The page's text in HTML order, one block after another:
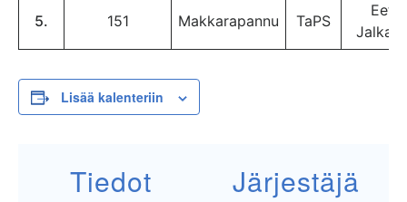
5. 151 Makkarapannu TaPS
Eetu
Lisää kalenteriin
Tiedot Järjestäjä